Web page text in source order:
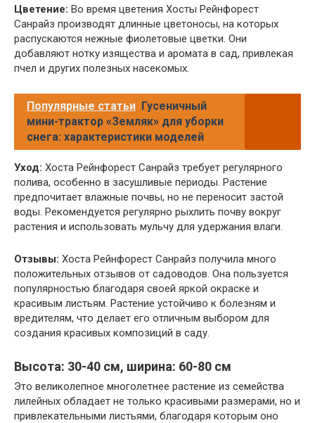
Цветение: Во время цветения Хосты Рейнфорест
Санрайз производят длинные цветоносы, на которых
распускаются нежные фиолетовые цветки. Они
добавляют нотку изящества и аромата в сад, привлекая
пчел и других полезных насекомых.
Популярные статьи Гусеничный
мини-трактор «Земляк» для уборки
снега: характеристики моделей
Уход: Хоста Рейнфорест Санрайз требует регулярного
полива, особенно в засушливые периоды. Растение
предпочитает влажные почвы, но не переносит застой
воды. Рекомендуется регулярно рыхлить почву вокруг
растения и использовать мульчу для удержания влаги.
Отзывы: Хоста Рейнфорест Санрайз получила много
положительных отзывов от садоводов. Она пользуется
популярностью благодаря своей яркой окраске и
красивым листьям. Растение устойчиво к болезням и
вредителям, что делает его отличным выбором для
создания красивых композиций в саду.
Высота: 30-40 см, ширина: 60-80 см
Это великолепное многолетнее растение из семейства
лилейных обладает не только красивыми размерами, но и
привлекательными листьями, благодаря которым оно